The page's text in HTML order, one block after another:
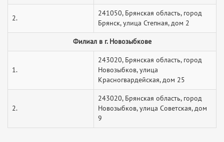
2.
241050, Брянская область, город
Брянск, улица Степная, дом 2
Филиал в г. Новозыбкове
1.
243020, Брянская область, город
Новозыбков, улица
Красногвардейская, дом 25
2.
243020, Брянская область, город
Новозыбков, улица Советская, дом
9